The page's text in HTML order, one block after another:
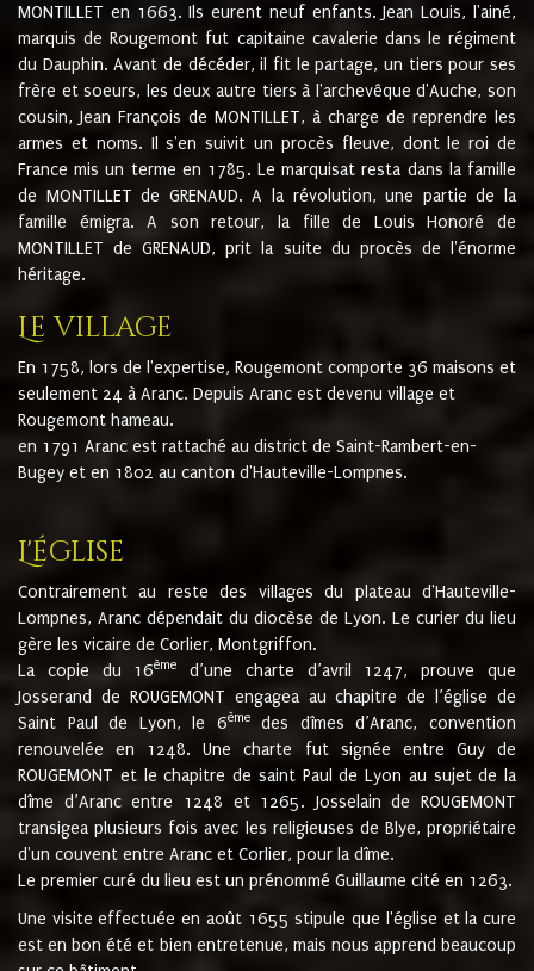
MONTILLET en 1663. Ils eurent neuf enfants. Jean Louis, l'ainé,
marquis de Rougemont fut capitaine cavalerie dans le régiment
du Dauphin. Avant de décéder, il fit le partage, un tiers pour ses
frère et soeurs, les deux autre tiers à l'archevêque d'Auche, son
cousin, Jean François de MONTILLET, à charge de reprendre les
armes et noms. Il s'en suivit un procès fleuve, dont le roi de
France mis un terme en 1785. Le marquisat resta dans la famille
de MONTILLET de GRENAUD. A la révolution, une partie de la
famille émigra. A son retour, la fille de Louis Honoré de
MONTILLET de GRENAUD, prit la suite du procès de l'énorme
héritage.
Le village
En 1758, lors de l'expertise, Rougemont comporte 36 maisons et
seulement 24 à Aranc. Depuis Aranc est devenu village et
Rougemont hameau.
en 1791 Aranc est rattaché au district de Saint-Rambert-en-
Bugey et en 1802 au canton d'Hauteville-Lompnes.
L'église
Contrairement au reste des villages du plateau d'Hauteville-
Lompnes, Aranc dépendait du diocèse de Lyon. Le curier du lieu
gère les vicaire de Corlier, Montgriffon.
La copie du 16ème
d’une charte d’avril 1247, prouve que
Josserand de ROUGEMONT engagea au chapitre de l’église de
Saint Paul de Lyon, le 6èmedes dîmes d’Aranc, convention
renouvelée en 1248. Une charte fut signée entre Guy de
ROUGEMONT et le chapitre de saint Paul de Lyon au sujet de la
dîme d’Aranc entre 1248 et 1265. Josselain de ROUGEMONT
transigea plusieurs fois avec les religieuses de Blye, propriétaire
d'un couvent entre Aranc et Corlier, pour la dîme.
Le premier curé du lieu est un prénommé Guillaume cité en 1263.
Une visite effectuée en août 1655 stipule que l'église et la cure
est en bon été et bien entretenue, mais nous apprend beaucoup